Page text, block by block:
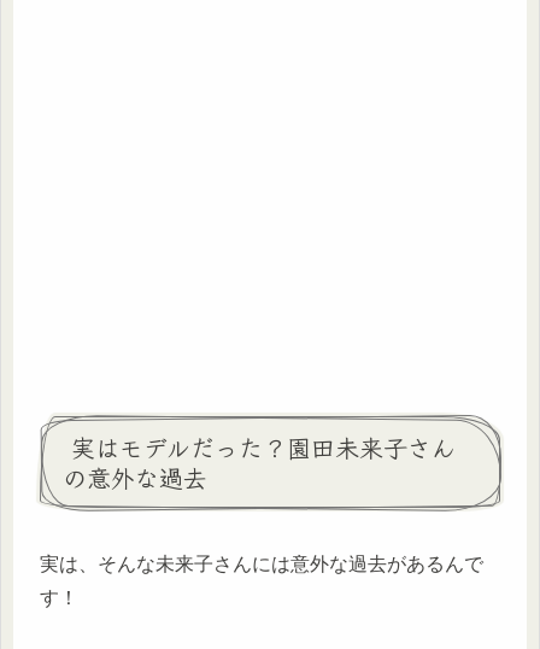
実はモデルだった？園田未来子さん
の意外な過去
実は、そんな未来子さんには意外な過去があるんで
す！